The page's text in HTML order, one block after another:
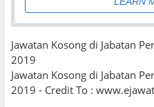
Jawatan Kosong di Jabatan
2019
Jawatan Kosong di Jabatan
2019 - Credit To :